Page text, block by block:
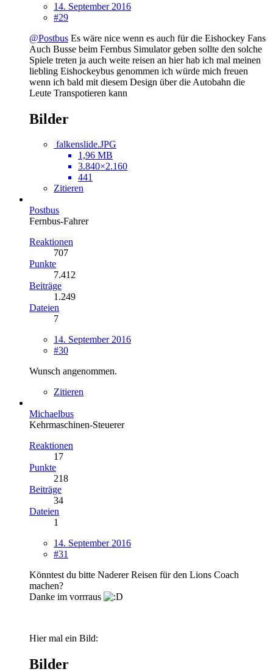
14. September 2016
#29
@Postbus Es wäre nice wenn es auch für die Eishockey Fans
Auch Busse beim Fernbus Simulator geben sollte den solche
Spiele treten ja auch weite reisen an hier hab ich mal meinen
liebling Eishockeybus genommen ich würde mich freuen
wenn ich bald mit diesem Design über die Autobahn die
Leute Transpotieren kann
Bilder
falkenslide.JPG
1,96 MB
3.840×2.160
441
Zitieren
Postbus
Fernbus-Fahrer
Reaktionen
707
Punkte
7.412
Beiträge
1.249
Dateien
7
14. September 2016
#30
Wunsch angenommen.
Zitieren
Michaelbus
Kehrmaschinen-Steuerer
Reaktionen
17
Punkte
218
Beiträge
34
Dateien
1
14. September 2016
#31
Könntest du bitte Naderer Reisen für den Lions Coach
machen?
Danke im vorrraus
Hier mal ein Bild:
Bilder